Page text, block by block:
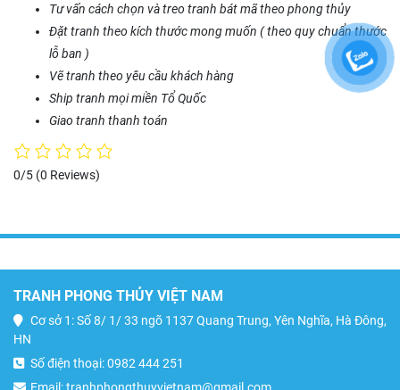
Tư vấn cách chọn và treo tranh bát mã theo phong thủy
Đặt tranh theo kích thước mong muốn ( theo quy chuẩn thước
lỗ ban )
Vẽ tranh theo yêu cầu khách hàng
Ship tranh mọi miền Tổ Quốc
Giao tranh thanh toán
0/5 (0 Reviews)
TRANH PHONG THỦY VIỆT NAM
Cơ sở 1: Số 8/ 1/ 33 ngõ 1137 Quang Trung, Yên Nghĩa, Hà Đông,
HN
Số điện thoại: 0982 444 251
Email: tranhphongthuyvietnam@gmail.com